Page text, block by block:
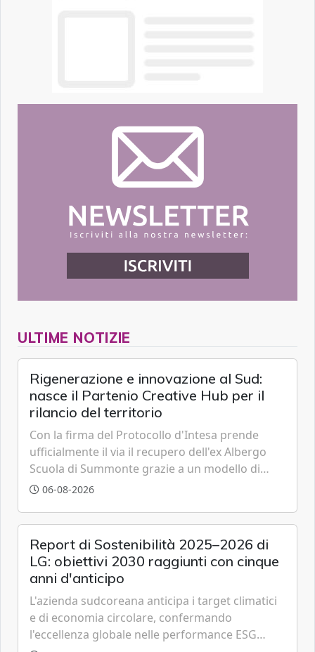
ULTIME NOTIZIE
Rigenerazione e innovazione al Sud:
nasce il Partenio Creative Hub per il
rilancio del territorio
Con la firma del Protocollo d'Intesa prende
ufficialmente il via il recupero dell'ex Albergo
Scuola di Summonte grazie a un modello di
partenariato pubblico-privato e a una rete di
06-08-2026
Report di Sostenibilità 2025–2026 di
LG: obiettivi 2030 raggiunti con cinque
anni d'anticipo
L'azienda sudcoreana anticipa i target climatici
e di economia circolare, confermando
l'eccellenza globale nelle performance ESG